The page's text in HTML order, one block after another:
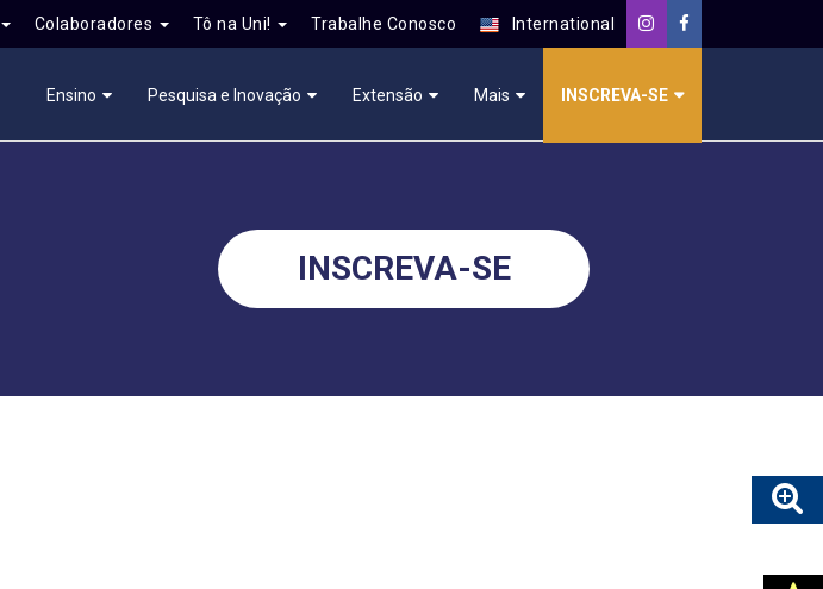
Colaboradores Tô na Uni! Trabalhe Conosco International
Ensino Pesquisa e Inovação Extensão Mais INSCREVA-SE
INSCREVA-SE